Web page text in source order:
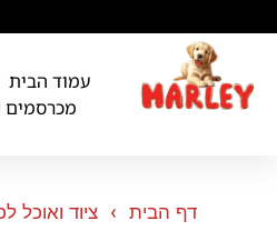
עמוד הבית
מכרסמים
דף הבית ציוד ואוכל